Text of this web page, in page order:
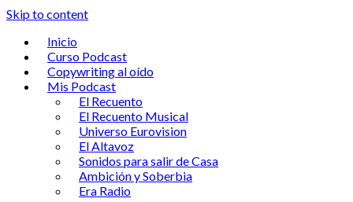
Skip to content
Inicio
Curso Podcast
Copywriting al oído
Mis Podcast
El Recuento
El Recuento Musical
Universo Eurovision
El Altavoz
Sonidos para salir de Casa
Ambición y Soberbia
Era Radio